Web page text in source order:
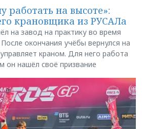
работать на высоте»:
крановщика из РУСАЛа
на завод на практику во время
окончания учёбы вернулся на
краном. Для него работа
он нашёл своё призвание